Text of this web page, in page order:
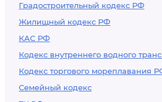
Градостроительный кодекс РФ
Жилищный кодекс РФ
КАС РФ
Кодекс внутреннего водного
Кодекс торгового мореплавания
Семейный кодекс